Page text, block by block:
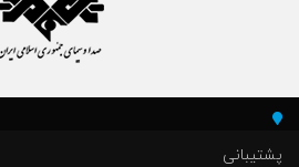
پشتیبانی